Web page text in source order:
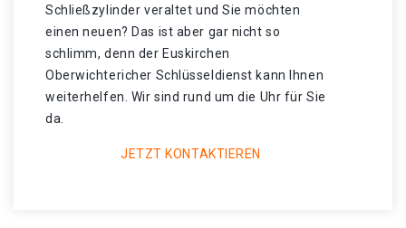
Schließzylinder veraltet und Sie möchten
einen neuen? Das ist aber gar nicht so
schlimm, denn der Euskirchen
Oberwichtericher Schlüsseldienst kann Ihnen
weiterhelfen. Wir sind rund um die Uhr für Sie
da.
JETZT KONTAKTIEREN